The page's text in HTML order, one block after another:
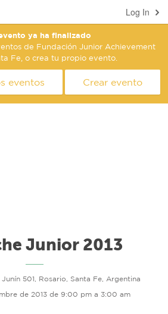
Log In
ya ha finalizado
de Fundación Junior Achievement
Fe, o crea tu propio evento.
eventos Crear evento
Junior 2013
501, Rosario, Santa Fe, Argentina
de 2013 de 9:00 pm a 3:00 am